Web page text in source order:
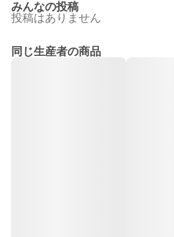
みんなの投稿
投稿はありません
同じ生産者の商品